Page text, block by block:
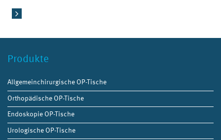
Produkte
Allgemeinchirurgische OP-Tische
Orthopädische OP-Tische
Endoskopie OP-Tische
Urologische OP-Tische